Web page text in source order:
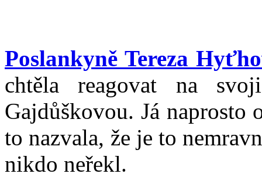
Poslankyně Tereza
chtěla reagovat na
Gajdůškovou. Já naprosto
to nazvala, že je to
nikdo neřekl.